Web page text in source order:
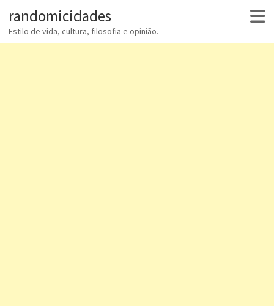
randomicidades
Estilo de vida, cultura, filosofia e opinião.